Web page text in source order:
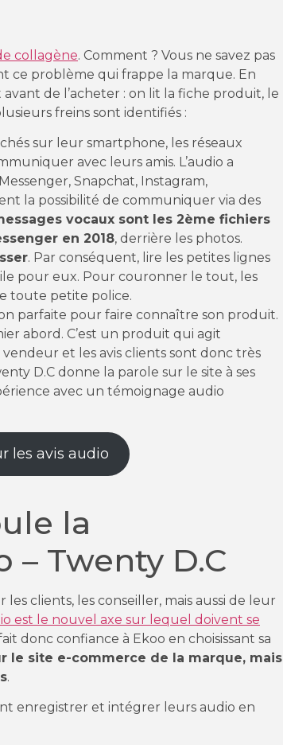
collagène. Comment ? Vous ne savez pas
ce problème qui frappe la marque. En
de l’acheter : on lit la fiche produit, le
freins sont identifiés :
sur leur smartphone, les réseaux
avec leurs amis. L’audio a
Snapchat, Instagram,
la possibilité de communiquer via des
vocaux sont les 2ème fichiers
en 2018, derrière les photos.
. Par conséquent, lire les petites lignes
pour eux. Pour couronner le tout, les
toute petite police.
parfaite pour faire connaître son produit.
abord. C’est un produit qui agit
et les avis clients sont donc très
D.C donne la parole sur le site à ses
avec un témoignage audio
les avis audio
la
Twenty D.C
clients, les conseiller, mais aussi de leur
est le nouvel axe sur lequel doivent se
donc confiance à Ekoo en choisissant sa
le site e-commerce de la marque, mais
.
enregistrer et intégrer leurs audio en